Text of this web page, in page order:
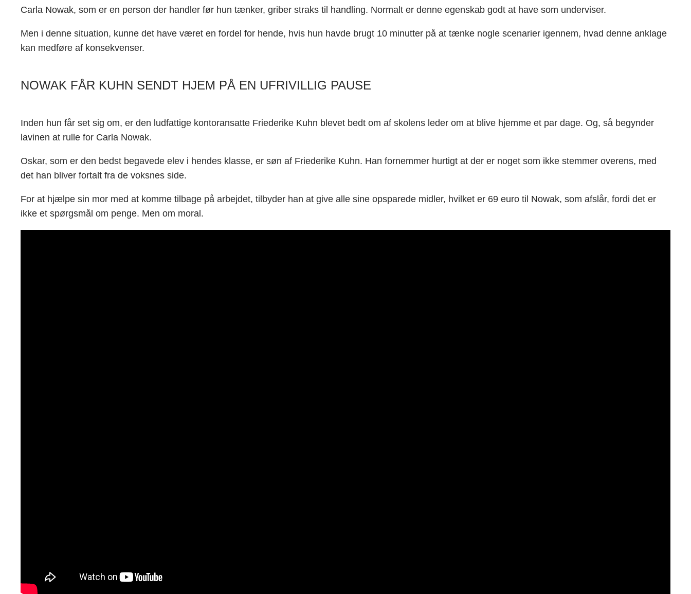
Carla Nowak, som er en person der handler før hun tænker, griber straks til handling. Normalt er denne egenskab godt at have som underviser.
Men i denne situation, kunne det have været en fordel for hende, hvis hun havde brugt 10 minutter på at tænke nogle scenarier igennem, hvad denne anklage
kan medføre af konsekvenser.
NOWAK FÅR KUHN SENDT HJEM PÅ EN UFRIVILLIG PAUSE
Inden hun får set sig om, er den ludfattige kontoransatte Friederike Kuhn blevet bedt om af skolens leder om at blive hjemme et par dage. Og, så begynder
lavinen at rulle for Carla Nowak.
Oskar, som er den bedst begavede elev i hendes klasse, er søn af Friederike Kuhn. Han fornemmer hurtigt at der er noget som ikke stemmer overens, med
det han bliver fortalt fra de voksnes side.
For at hjælpe sin mor med at komme tilbage på arbejdet, tilbyder han at give alle sine opsparede midler, hvilket er 69 euro til Nowak, som afslår, fordi det er
ikke et spørgsmål om penge. Men om moral.